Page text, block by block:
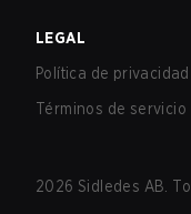
LEGAL
Política de privacidad
Términos de servicio
2026 Sidledes AB.